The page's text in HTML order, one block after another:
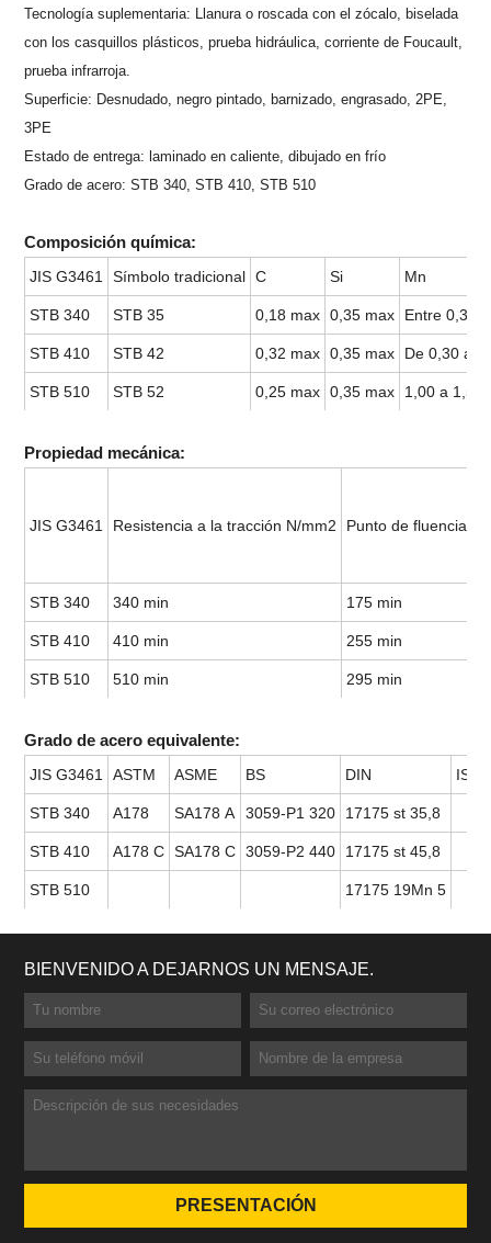
Tecnología suplementaria: Llanura o roscada con el zócalo, biselada
con los casquillos plásticos, prueba hidráulica, corriente de Foucault,
prueba infrarroja.
Superficie: Desnudado, negro pintado, barnizado, engrasado, 2PE,
3PE
Estado de entrega: laminado en caliente, dibujado en frío
Grado de acero: STB 340, STB 410, STB 510
Composición química:
JIS G3461 Símbolo tradicional C Si Mn
STB 340 STB 35 0,18 max 0,35 max Entre 0,30
STB 410 STB 42 0,32 max 0,35 max De 0,30 a
STB 510 STB 52 0,25 max 0,35 max 1,00 a 1,50
Propiedad mecánica:
JIS G3461 Resistencia a la tracción N/mm2 Punto de fluencia o
STB 340 340 min 175 min
STB 410 410 min 255 min
STB 510 510 min 295 min
Grado de acero equivalente:
JIS G3461 ASTM ASME BS DIN ISO
STB 340 A178 SA178 A 3059-P1 320 17175 st 35,8
STB 410 A178 C SA178 C 3059-P2 440 17175 st 45,8
STB 510 17175 19Mn 5
BIENVENIDO A DEJARNOS UN MENSAJE.